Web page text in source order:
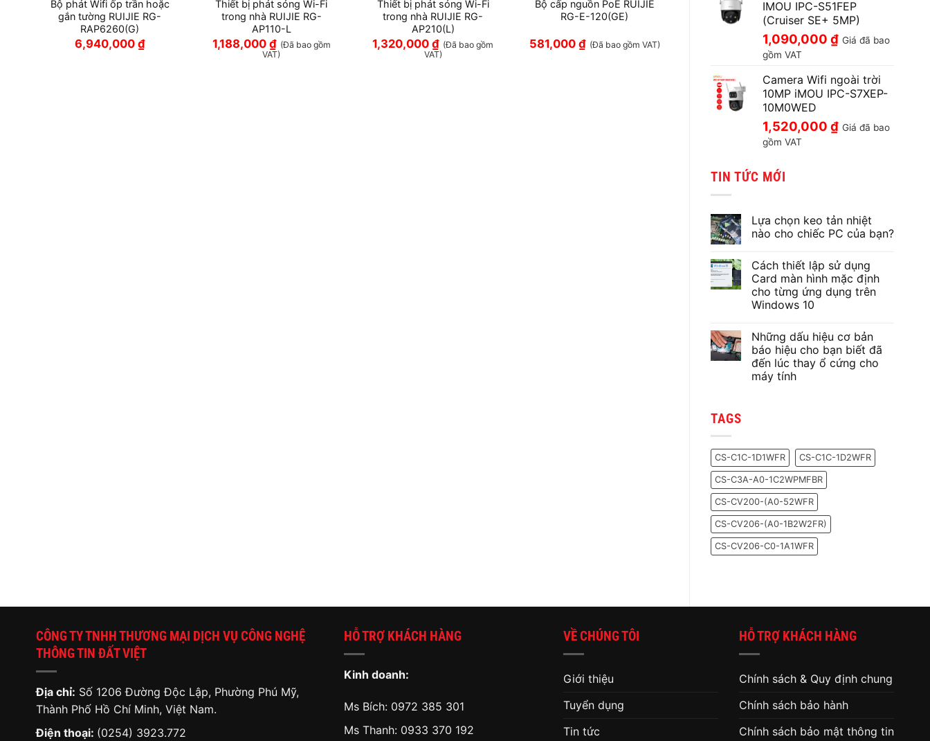
IMOU IPC-S51FEP
(Cruiser SE+ 5MP)
1,090,000 ₫ Giá đã bao
gồm VAT
Camera Wifi ngoài trời
10MP iMOU IPC-S7XEP-
10M0WED
1,520,000 ₫ Giá đã bao
gồm VAT
TIN TỨC MỚI
Lựa chọn keo tản nhiệt
nào cho chiếc PC của bạn?
bình
luận
ở
Lựa
chọn
keo
nào
cho
chiếc
PC
của
bạn?
Cách thiết lập sử dụng
Card màn hình mặc định
cho từng ứng dụng trên
Windows 10
bình
luận
ở
Cách
thiết
lập
cho
từng
ứng
dụng
trên
Windows
10
Những dấu hiệu cơ bản
báo hiệu cho bạn biết đã
đến lúc thay ổ cứng cho
máy tính
hiệu
cơ
bản
báo
hiệu
cho
bạn
biết
đã
đến
lúc
thay
TAGS
CS-C1C-1D1WFR CS-C1C-1D2WFR
CS-C3A-A0-1C2WPMFBR
CS-CV200-(A0-52WFR
CS-CV206-(A0-1B2W2FR)
CS-CV206-C0-1A1WFR
Bộ phát Wifi ốp trần hoặc
gắn tường RUIJIE RG-
RAP6260(G)
6,940,000 ₫
Thiết bị phát sóng Wi-Fi
trong nhà RUIJIE RG-
AP110-L
1,188,000 ₫ (Đã bao gồm
VAT)
Thiết bị phát sóng Wi-Fi
trong nhà RUIJIE RG-
AP210(L)
1,320,000₫ (Đã bao gồm
VAT)
Bộ cấp nguồn PoE RUIJIE
RG-E-120(GE)
581,000 ₫ (Đã bao gồm VAT)
CÔNG TY TNHH THƯƠNG MẠI DỊCH VỤ CÔNG NGHỆ
THÔNG TIN ĐẤT VIỆT
Địa chỉ: Số 1206 Đường Độc Lập, Phường Phú Mỹ,
Thành Phố Hồ Chí Minh, Việt Nam.
Điện thoại: (0254) 3923.772
HỖ TRỢ KHÁCH HÀNG
Kinh doanh:
Ms Bích: 0972 385 301
Ms Thanh: 0933 370 192
VỀ CHÚNG TÔI
Giới thiệu
Tuyển dụng
Tin tức
HỖ TRỢ KHÁCH HÀNG
Chính sách & Quy định chung
Chính sách bảo hành
Chính sách bảo mật thông tin